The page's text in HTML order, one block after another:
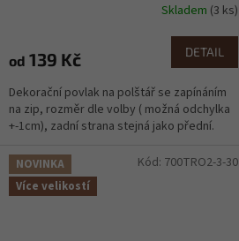
Skladem (3 ks)
od 139 Kč DETAIL
Dekorační povlak na polštář se zapínáním
na zip, rozměr dle volby ( možná odchylka
+-1cm), zadní strana stejná jako přední.
NOVINKA
Více velikostí
Kód: 700TRO2-3-30